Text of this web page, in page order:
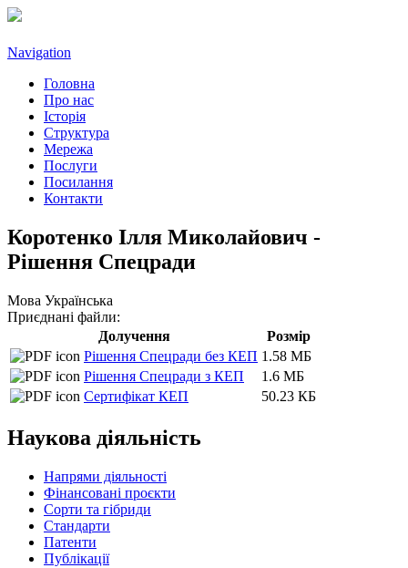
Navigation
Головна
Про нас
Історія
Структура
Мережа
Послуги
Посилання
Контакти
Коротенко Ілля Миколайович -
Рішення Спецради
Мова Українська
Приєднані файли:
Долучення
Розмір
Рішення Спецради без КЕП 1.58 МБ
Рішення Спецради з КЕП
1.6 МБ
Сертифікат КЕП
50.23 КБ
Наукова діяльність
Напрями діяльності
Фінансовані проєкти
Сорти та гібриди
Стандарти
Патенти
Публікації